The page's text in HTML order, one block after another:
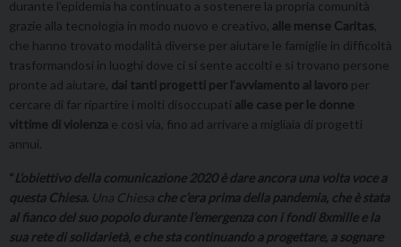
durante l’epidemia ha continuato a sostenere la propria comunità
grazie alla tecnologia in modo nuovo e creativo, alle mense Caritas
che hanno trovato modalità diverse per aiutare le famiglie in difficoltà
trasformandosi in luoghi dove ci si sente accolti e si trovano persone
pronte ad aiutare, dai tanti progetti per l’avviamento al lavoro per
cercare di far ripartire i molti disoccupati alle case per le donne
vittime di violenza e così via, fino ad arrivare a migliaia di progetti
annui.
“L’obiettivo della comunicazione 2020 è dare ancora una volta voce a
questa Chiesa. Una Chiesa che c’era prima della pandemia, che è stata
al fianco del suo popolo durante l’emergenza con i fondi 8xmille e la
sua rete di solidarietà, e che sta continuando a progettare, a sognare